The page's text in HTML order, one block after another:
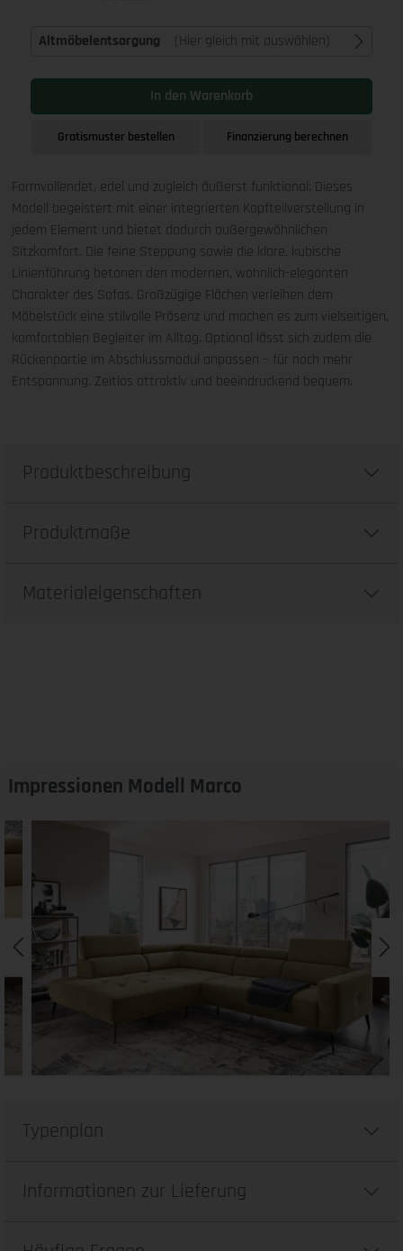
Altmöbelentsorgung (Hier gleich mit auswählen)
In den Warenkorb
Gratismuster bestellen Finanzierung berechnen
Formvollendet, edel und zugleich äußerst funktional: Dieses
Modell begeistert mit einer integrierten Kopfteilverstellung in
jedem Element und bietet dadurch außergewöhnlichen
Sitzkomfort. Die feine Steppung sowie die klare, kubische
Linienführung betonen den modernen, wohnlich-eleganten
Charakter des Sofas. Großzügige Flächen verleihen dem
Möbelstück eine stilvolle Präsenz und machen es zum vielseitigen,
komfortablen Begleiter im Alltag. Optional lässt sich zudem die
Rückenpartie im Abschlussmodul anpassen – für noch mehr
Entspannung. Zeitlos attraktiv und beeindruckend bequem.
Produktbeschreibung
Produktmaße
Materialeigenschaften
Impressionen Modell Marco
Typenplan
Informationen zur Lieferung